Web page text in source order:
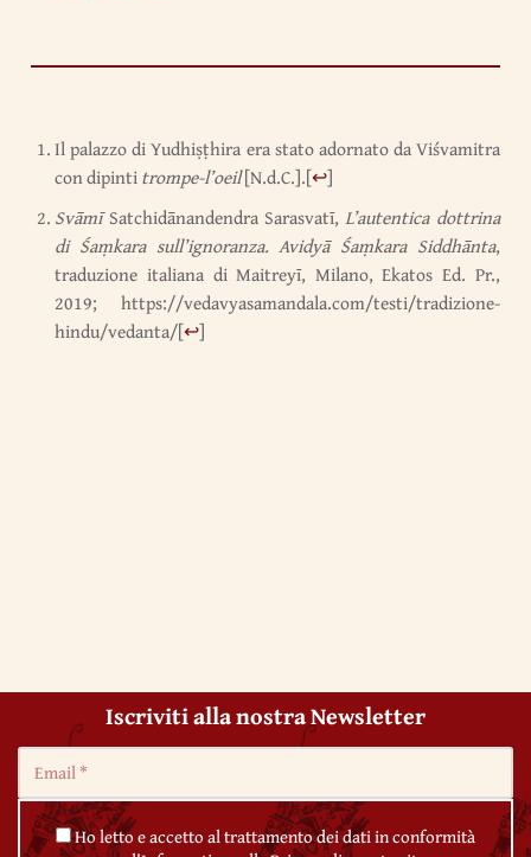
Il palazzo di Yudhiṣṭhira era stato adornato da Viśvamitra
con dipintitrompe-l’oeil[N.d.C.].[↩]
SvāmīSatchidānandendra Sarasvatī,L’autentica dottrina
di Śaṃkara sull’ignoranza. Avidyā Śaṃkara Siddhānta,
traduzione italiana di Maitreyī, Milano, Ekatos Ed. Pr.,
2019; https://vedavyasamandala.com/testi/tradizione-
hindu/vedanta/[↩]
Iscriviti alla nostra Newsletter
Ho letto e accetto al trattamento dei dati in conformità